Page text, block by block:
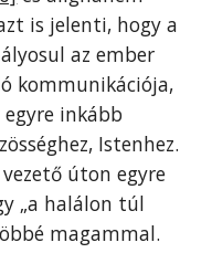
is jelenti, hogy a
az ember
kommunikációja,
egyre inkább
Istenhez.
úton egyre
„a halálon túl
magammal.